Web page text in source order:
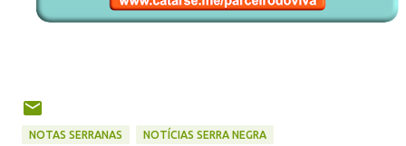
NOTAS SERRANAS NOTÍCIAS SERRA NEGRA